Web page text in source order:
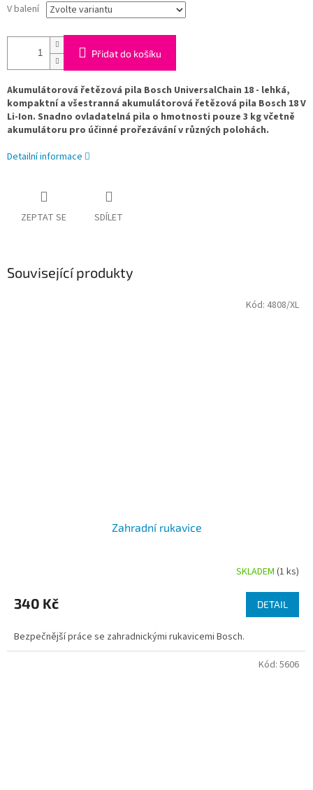
V balení
Přidat do košíku
Akumulátorová řetězová pila Bosch UniversalChain 18 - lehká,
kompaktní a všestranná akumulátorová řetězová pila Bosch 18 V
Li-Ion. Snadno ovladatelná pila o hmotnosti pouze 3 kg včetně
akumulátoru pro účinné prořezávání v různých polohách.
Detailní informace
ZEPTAT SE SDÍLET
Související produkty
Zahradní rukavice
produktu
je
z
5
SKLADEM(1 ks)
340 Kč DETAIL
Bezpečnější práce se zahradnickými rukavicemi Bosch.
Kód: 4808/XL
Kód: 5606